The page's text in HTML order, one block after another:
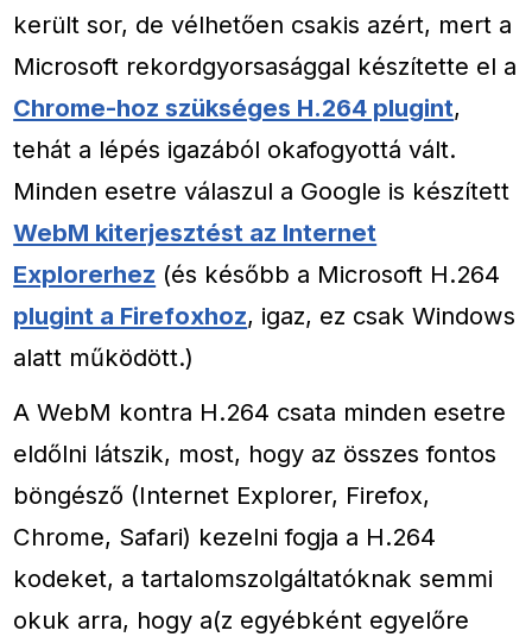
került sor, de vélhetően csakis azért, mert a
Microsoft rekordgyorsasággal készítette el a
Chrome-hoz szükséges H.264 plugint,
tehát a lépés igazából okafogyottá vált.
Minden esetre válaszul a Google is készített
WebM kiterjesztést az Internet
Explorerhez (és később a Microsoft H.264
plugint a Firefoxhoz, igaz, ez csak Windows
alatt működött.)
A WebM kontra H.264 csata minden esetre
eldőlni látszik, most, hogy az összes fontos
böngésző (Internet Explorer, Firefox,
Chrome, Safari) kezelni fogja a H.264
kodeket, a tartalomszolgáltatóknak semmi
okuk arra, hogy a(z egyébként egyelőre